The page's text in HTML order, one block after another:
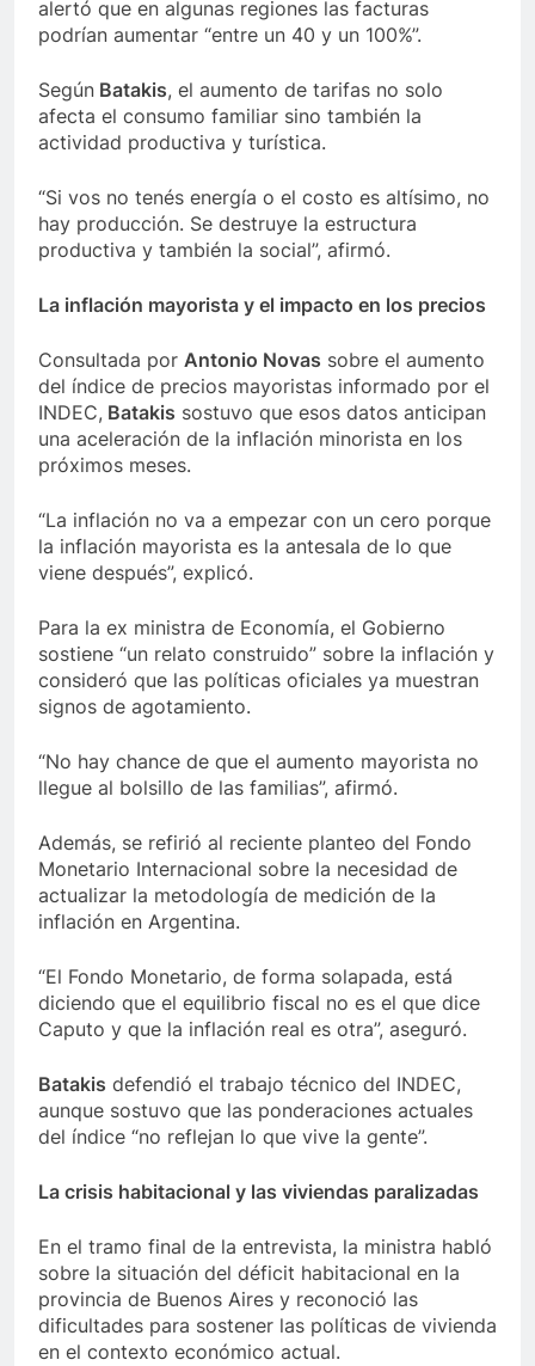
alertó que en algunas regiones las facturas
podrían aumentar “entre un 40 y un 100%”.
Según Batakis, el aumento de tarifas no solo
afecta el consumo familiar sino también la
actividad productiva y turística.
“Si vos no tenés energía o el costo es altísimo, no
hay producción. Se destruye la estructura
productiva y también la social”, afirmó.
La inflación mayorista y el impacto en los precios
Consultada por Antonio Novas sobre el aumento
del índice de precios mayoristas informado por el
INDEC, Batakis sostuvo que esos datos anticipan
una aceleración de la inflación minorista en los
próximos meses.
“La inflación no va a empezar con un cero porque
la inflación mayorista es la antesala de lo que
viene después”, explicó.
Para la ex ministra de Economía, el Gobierno
sostiene “un relato construido” sobre la inflación y
consideró que las políticas oficiales ya muestran
signos de agotamiento.
“No hay chance de que el aumento mayorista no
llegue al bolsillo de las familias”, afirmó.
Además, se refirió al reciente planteo del Fondo
Monetario Internacional sobre la necesidad de
actualizar la metodología de medición de la
inflación en Argentina.
“El Fondo Monetario, de forma solapada, está
diciendo que el equilibrio fiscal no es el que dice
Caputo y que la inflación real es otra”, aseguró.
Batakis defendió el trabajo técnico del INDEC,
aunque sostuvo que las ponderaciones actuales
del índice “no reflejan lo que vive la gente”.
La crisis habitacional y las viviendas paralizadas
En el tramo final de la entrevista, la ministra habló
sobre la situación del déficit habitacional en la
provincia de Buenos Aires y reconoció las
dificultades para sostener las políticas de vivienda
en el contexto económico actual.